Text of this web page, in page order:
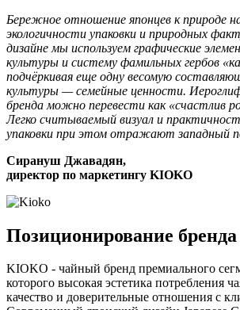
Бережное отношение японцев к природе
экологичности упаковки и природных
дизайне мы используем графические
культуры и систему фамильных гербов
подчёркивая еще одну весомую
культуры — семейные ценности.
бренда можно перевести как «счастлив
Легко считываемый визуал и
упаковки при этом отражают западный
Сирануш Джавадян,
директор по маркетингу KIOKO
Позиционирование бренда
KIOKO - чайный бренд премиального
которого высокая эстетика потребления
качество и доверительные отношения с